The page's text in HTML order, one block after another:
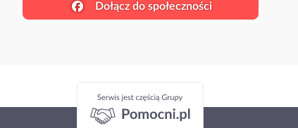
Dołącz do społeczności